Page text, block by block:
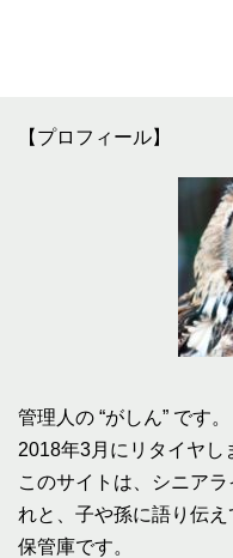
【プロフィール】
管理人の “がしん” です。
2018年3月にリタイヤし
このサイトは、シニア
れと、子や孫に語り伝
保管庫です。